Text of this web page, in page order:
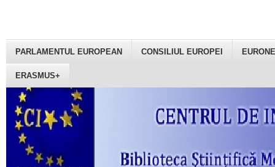
PARLAMENTUL EUROPEAN CONSILIUL EUROPEI
ERASMUS+